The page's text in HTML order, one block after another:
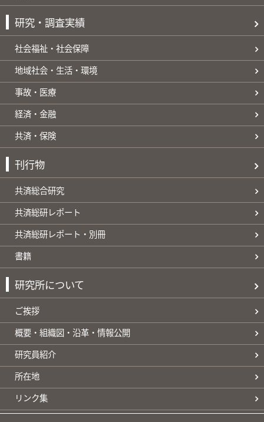
研究・調査実績
社会福祉・社会保障
地域社会・生活・環境
事故・医療
経済・金融
共済・保険
刊行物
共済総合研究
共済総研レポート
共済総研レポート・別冊
書籍
研究所について
ご挨拶
概要・組織図・沿革・情報公開
研究員紹介
所在地
リンク集